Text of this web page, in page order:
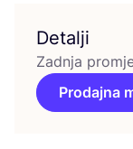
Detalji
Zadnja
Prodajna